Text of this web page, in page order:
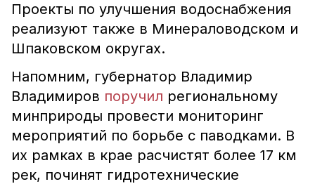
Проекты по улучшения водоснабжения
реализуют также в Минераловодском и
Шпаковском округах.
Напомним, губернатор Владимир
Владимиров поручил региональному
минприроды провести мониторинг
мероприятий по борьбе с паводками. В
их рамках в крае расчистят более 17 км
рек, починят гидротехнические